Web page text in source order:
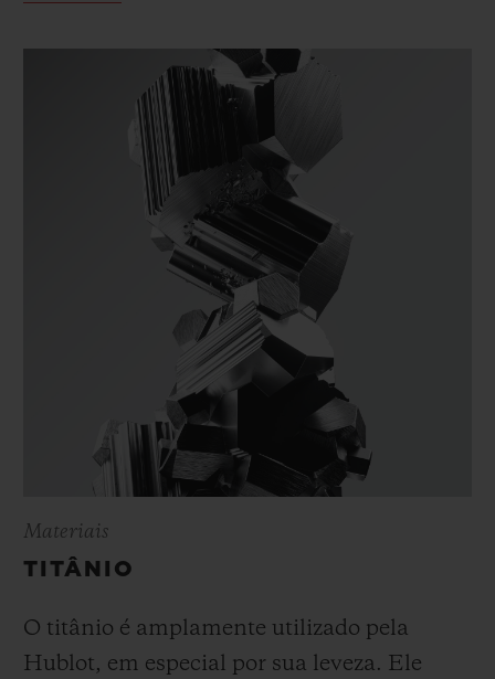
Materiais
TITÂNIO
O titânio é amplamente utilizado pela
Hublot, em especial por sua leveza. Ele